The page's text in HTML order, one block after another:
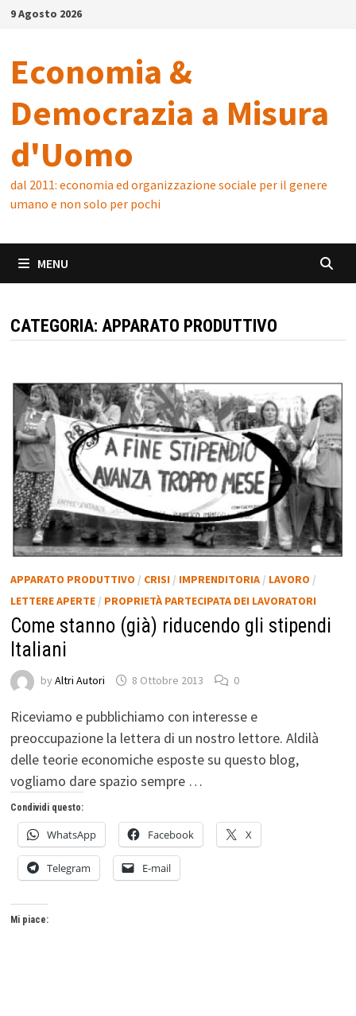
Skip9 Agosto 2026
Economia &
Democrazia a Misura
d'Uomo
dal 2011: economia ed organizzazione sociale per il genere
umano e non solo per pochi
MENU
CATEGORIA: APPARATO PRODUTTIVO
APPARATO PRODUTTIVO / CRISI / IMPRENDITORIA/ LAVORO /
LETTERE APERTE/ PROPRIETÀ PARTECIPATA DEI LAVORATORI
Come stanno (già) riducendo gli stipendi
Italiani
by Altri Autori 8 Ottobre 2013 0
Riceviamo e pubblichiamo con interesse e
preoccupazione la lettera di un nostro lettore. Aldilà
delle teorie economiche esposte su questo blog,
vogliamo dare spazio sempre …
Condividi questo:
WhatsApp Facebook X
Telegram E-mail
Mi piace: